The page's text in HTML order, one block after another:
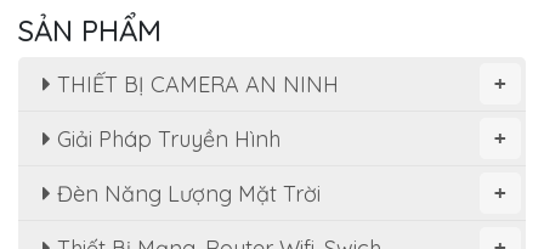
SẢN PHẨM
+
THIẾT BỊ CAMERA AN NINH
+
Giải Pháp Truyền Hình
+
Đèn Năng Lượng Mặt Trời